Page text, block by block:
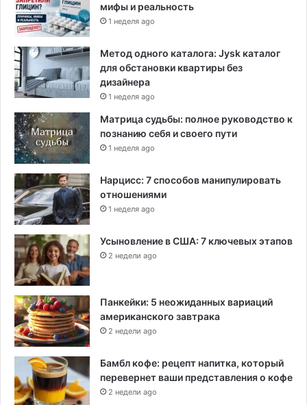
д
мифы и реальность
1 неделя ago
Метод одного каталога: Jysk каталог
для обстановки квартиры без
дизайнера
1 неделя ago
Матрица судьбы: полное руководство к
познанию себя и своего пути
1 неделя ago
Нарцисс: 7 способов манипулировать
отношениями
1 неделя ago
Усыновление в США: 7 ключевых этапов
2 недели ago
Панкейки: 5 неожиданных вариаций
американского завтрака
2 недели ago
Бамбл кофе: рецепт напитка, который
перевернет ваши представления о кофе
2 недели ago